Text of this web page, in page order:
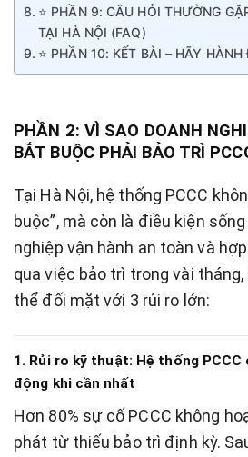
⭐ PHẦN 9: CÂU HỎI THƯỜNG
TẠI HÀ NỘI (FAQ)
⭐ PHẦN 10: KẾT BÀI – HÃY HÀNH
PHẦN 2: VÌ SAO DOANH
BẮT BUỘC PHẢI BẢO TRÌ
Tại Hà Nội, hệ thống PCCC
buộc”, mà còn là điều kiện
nghiệp vận hành an toàn và
qua việc bảo trì trong vài
thể đối mặt với 3 rủi ro lớn:
1. Rủi ro kỹ thuật: Hệ thống
động khi cần nhất
Hơn 80% sự cố PCCC không
phát từ thiếu bảo trì định kỳ.